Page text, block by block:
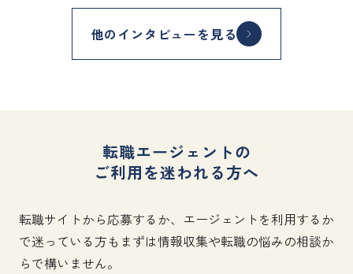
他のインタビューを見る
転職エージェントの
ご利用を迷われる方へ
転職サイトから応募するか、エージェントを利用するか
で迷っている方もまずは情報収集や転職の悩みの相談か
らで構いません。